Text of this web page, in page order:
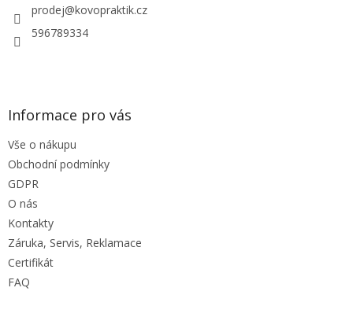
prodej@kovopraktik.cz
596789334
Informace pro vás
Vše o nákupu
Obchodní podmínky
GDPR
O nás
Kontakty
Záruka, Servis, Reklamace
Certifikát
FAQ